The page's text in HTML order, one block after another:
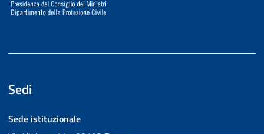
Sedi
Sede istituzionale